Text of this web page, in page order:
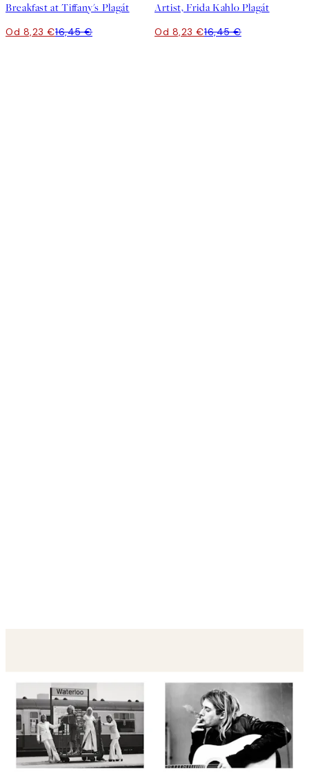
Breakfast at Tiffany's Plagát
Od 8,23 €16,45 €
Artist, Frida Kahlo Plagát
Od 8,23 €16,45 €